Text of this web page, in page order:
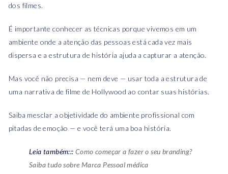
dos filmes.
É importante conhecer as técnicas porque vivemos em um
ambiente onde a atenção das pessoas está cada vez mais
dispersa e a estrutura de história ajuda a capturar a atenção.
Mas você não precisa — nem deve — usar toda a estrutura de
uma narrativa de filme de Hollywood ao contar suas histórias.
Saiba mesclar a objetividade do ambiente profissional com
pitadas de emoção — e você terá uma boa história.
Leia também:::Como começar a fazer o seu branding?
Saiba tudo sobre Marca Pessoal médica